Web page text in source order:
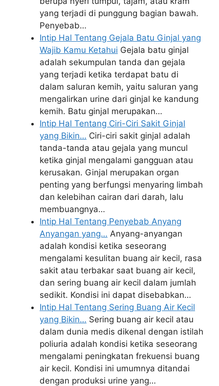
yang terjadi di punggung bagian bawah.
Penyebab…
Intip Hal Tentang Gejala Batu Ginjal yang
Wajib Kamu Ketahui Gejala batu ginjal
adalah sekumpulan tanda dan gejala
yang terjadi ketika terdapat batu di
dalam saluran kemih, yaitu saluran yang
mengalirkan urine dari ginjal ke kandung
kemih. Batu ginjal merupakan…
Intip Hal Tentang Ciri-Ciri Sakit Ginjal
yang Bikin… Ciri-ciri sakit ginjal adalah
tanda-tanda atau gejala yang muncul
ketika ginjal mengalami gangguan atau
kerusakan. Ginjal merupakan organ
penting yang berfungsi menyaring limbah
dan kelebihan cairan dari darah, lalu
membuangnya…
Intip Hal Tentang Penyebab Anyang
Anyangan yang… Anyang-anyangan
adalah kondisi ketika seseorang
mengalami kesulitan buang air kecil, rasa
sakit atau terbakar saat buang air kecil,
dan sering buang air kecil dalam jumlah
sedikit. Kondisi ini dapat disebabkan…
Intip Hal Tentang Sering Buang Air Kecil
yang Bikin… Sering buang air kecil atau
dalam dunia medis dikenal dengan istilah
poliuria adalah kondisi ketika seseorang
mengalami peningkatan frekuensi buang
air kecil. Kondisi ini umumnya ditandai
dengan produksi urine yang…